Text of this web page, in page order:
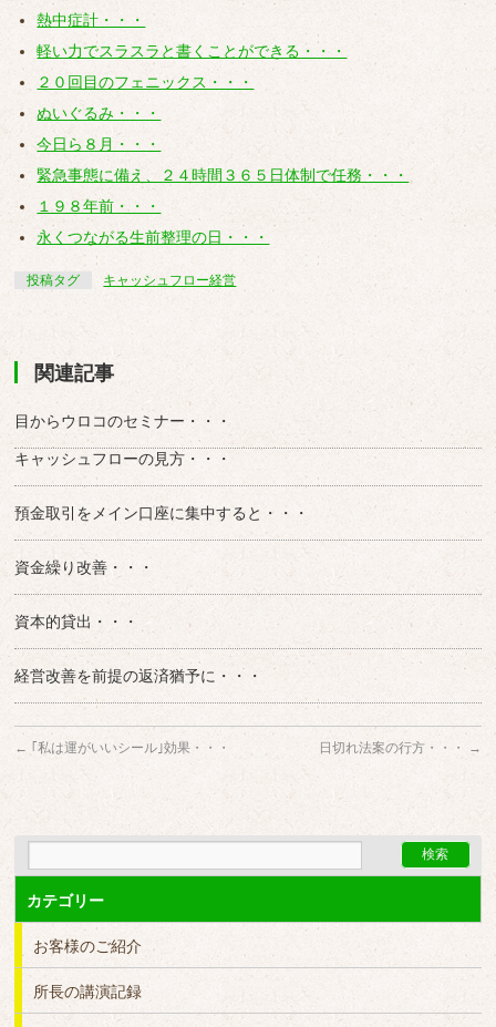
熱中症計・・・
軽い力でスラスラと書くことができる・・・
２０回目のフェニックス・・・
ぬいぐるみ・・・
今日ら８月・・・
緊急事態に備え、２４時間３６５日体制で任務・・・
１９８年前・・・
永くつながる生前整理の日・・・
投稿タグ キャッシュフロー経営
関連記事
目からウロコのセミナー・・・
キャッシュフローの見方・・・
預金取引をメイン口座に集中すると・・・
資金繰り改善・・・
資本的貸出・・・
経営改善を前提の返済猶予に・・・
← ｢私は運がいいシール｣効果・・・ 日切れ法案の行方・・・ →
カテゴリー
お客様のご紹介
所長の講演記録